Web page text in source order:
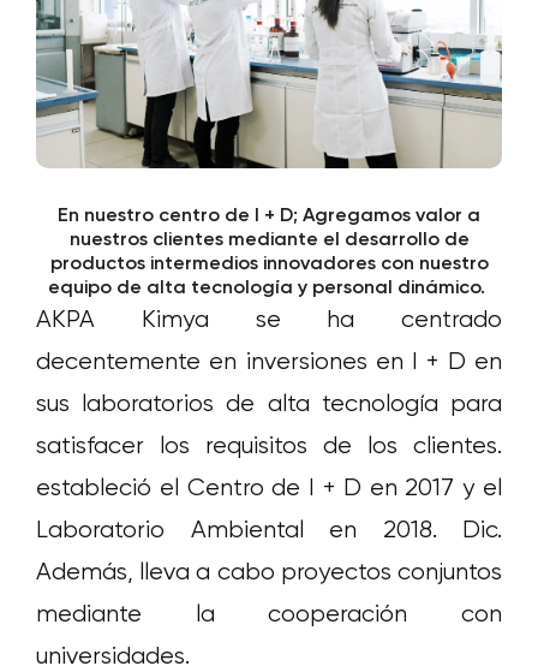
En nuestro centro de I + D; Agregamos valor a
nuestros clientes mediante el desarrollo de
productos intermedios innovadores con nuestro
equipo de alta tecnología y personal dinámico.
AKPA Kimya se ha centrado
decentemente en inversiones en I + D en
sus laboratorios de alta tecnología para
satisfacer los requisitos de los clientes.
estableció el Centro de I + D en 2017 y el
Laboratorio Ambiental en 2018. Dic.
Además, lleva a cabo proyectos conjuntos
mediante la cooperación con
universidades.